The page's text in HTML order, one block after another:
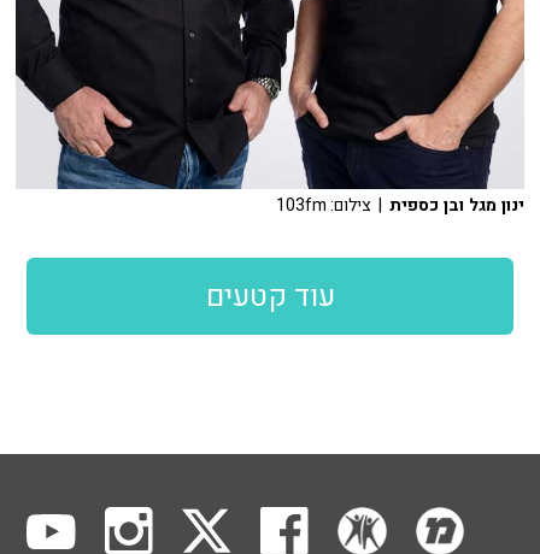
ינון מגל ובן כספית | צילום: 103fm
עוד קטעים